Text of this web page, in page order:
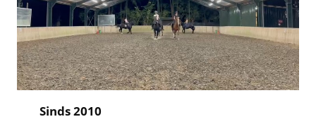
Sinds 2010